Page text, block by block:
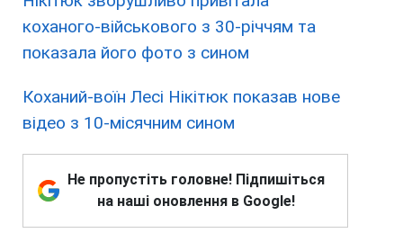
коханого-військового з 30-річчям та
показала його фото з сином
Коханий-воїн Лесі Нікітюк показав нове
відео з 10-місячним сином
Не пропустіть головне! Підпишіться
на наші оновлення в Google!